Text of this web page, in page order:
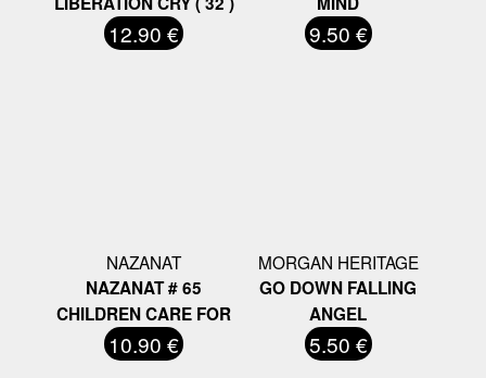
12.90 € 9.50 €
NAZANAT
NAZANAT # 65
CHILDREN CARE FOR
10.90 €
MORGAN HERITAGE
GO DOWN FALLING
ANGEL
5.50 €